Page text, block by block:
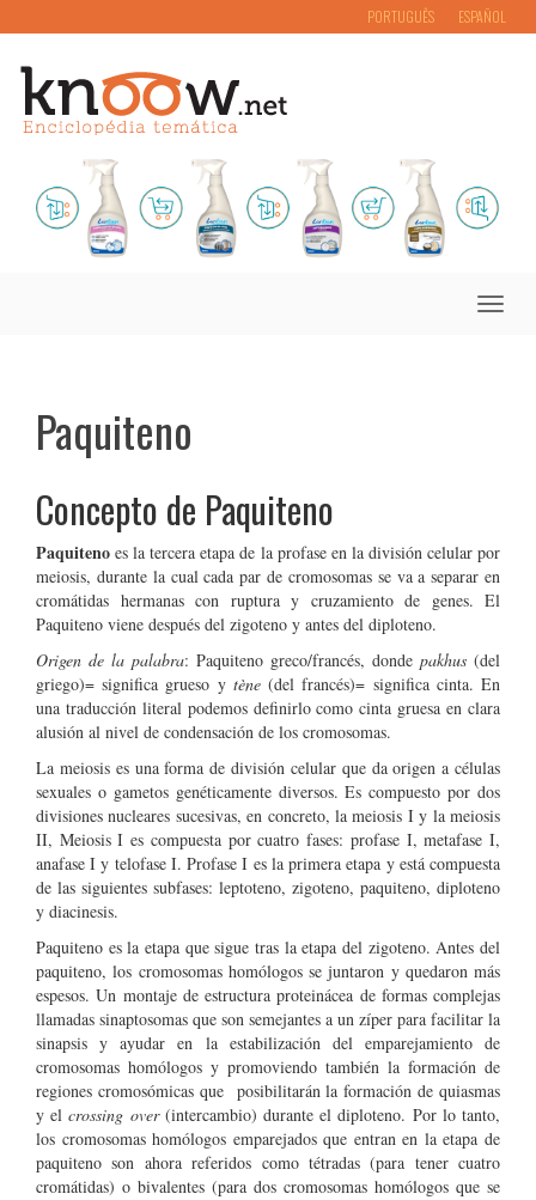
PORTUGUÊS ESPAÑOL
Toggle
Paquiteno
Concepto de Paquiteno
Paquiteno es la tercera etapa de la profase en la división celular por
meiosis, durante la cual cada par de cromosomas se va a separar en
cromátidas hermanas con ruptura y cruzamiento de genes. El
Paquiteno viene después del zigoteno y antes del diploteno.
Origen de la palabra: Paquiteno greco/francés, donde pakhus (del
griego)= significa grueso y tène(del francés)= significa cinta. En
una traducción literal podemos definirlo como cinta gruesa en clara
alusión al nivel de condensación de los cromosomas.
La meiosis es una forma de división celular que da origen a células
sexuales o gametos genéticamente diversos. Es compuesto por dos
divisiones nucleares sucesivas, en concreto, la meiosis I y la meiosis
II, Meiosis I es compuesta por cuatro fases: profase I, metafase I,
anafase I y telofase I. Profase I es la primera etapa y está compuesta
de las siguientes subfases: leptoteno, zigoteno, paquiteno, diploteno
y diacinesis.
Paquiteno es la etapa que sigue tras la etapa del zigoteno. Antes del
paquiteno, los cromosomas homólogos se juntaron y quedaron más
espesos. Un montaje de estructura proteinácea de formas complejas
llamadas sinaptosomas que son semejantes a un zíper para facilitar la
sinapsis y ayudar en la estabilización del emparejamiento de
cromosomas homólogos y promoviendo también la formación de
regiones cromosómicas que posibilitarán la formación de quiasmas
y elcrossing over(intercambio) durante el diploteno. Por lo tanto,
los cromosomas homólogos emparejados que entran en la etapa de
paquiteno son ahora referidos como tétradas (para tener cuatro
cromátidas) o bivalentes (para dos cromosomas homólogos que se